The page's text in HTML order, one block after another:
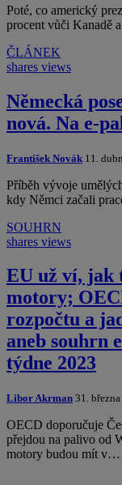
Poté, co americký
procent vůči Kanadě
ČLÁNEK
shares views
Německá
nová. Na e-
František Novák 11.
Příběh vývoje
kdy Němci začali
SOUHRN
shares views
EU už ví, jak
motory;
rozpočtu a
aneb souhrn
týdne 2023
Libor Akrman 31.
OECD doporučuje
přejdou na palivo od
motory budou mít v…